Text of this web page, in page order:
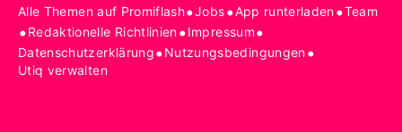
Alle Themen auf Promiflash•Jobs•App runterladen•Team
•Redaktionelle Richtlinien•Impressum•
Datenschutzerklärung•Nutzungsbedingungen•
Utiq verwalten